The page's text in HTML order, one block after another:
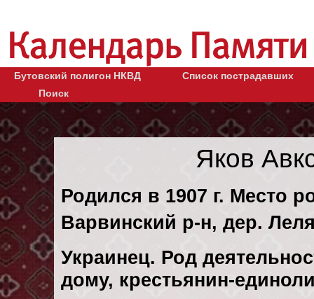
Бутовский полигон НКВД
Список пострадавших
Поиск
Яков
Родился в 1907 г. Место
Варвинский р-н, дер.
Украинец. Род
дому, крестьянин-